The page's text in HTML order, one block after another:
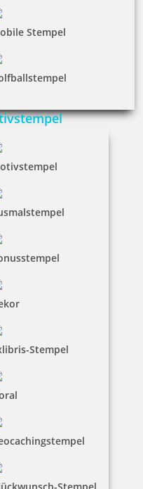
Stempel
Stempel
Braille Türschild IT-Bereich